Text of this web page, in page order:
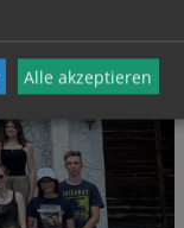
Alle akzeptieren